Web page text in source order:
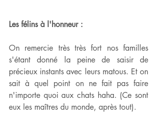
Les félins à l'honneur :
On remercie très très fort nos familles
s'étant donné la peine de saisir de
précieux instants avec leurs matous. Et on
sait à quel point on ne fait pas faire
n'importe quoi aux chats haha. (Ce sont
eux les maîtres du monde, après tout).